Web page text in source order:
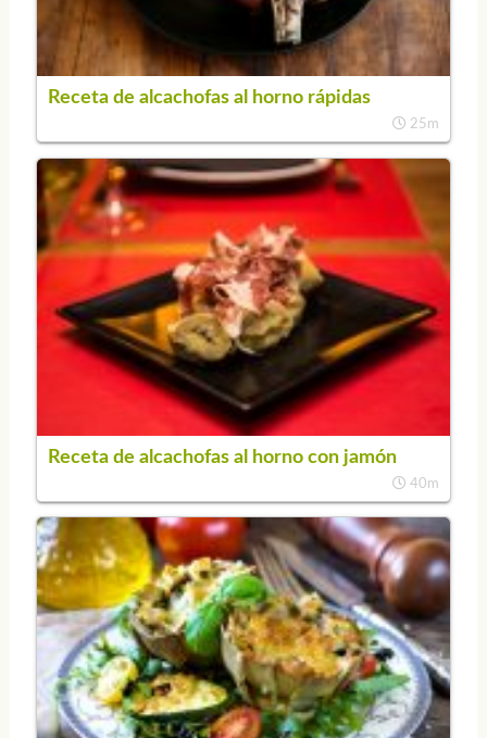
Receta de alcachofas al horno rápidas
25m
Receta de alcachofas al horno con jamón
40m